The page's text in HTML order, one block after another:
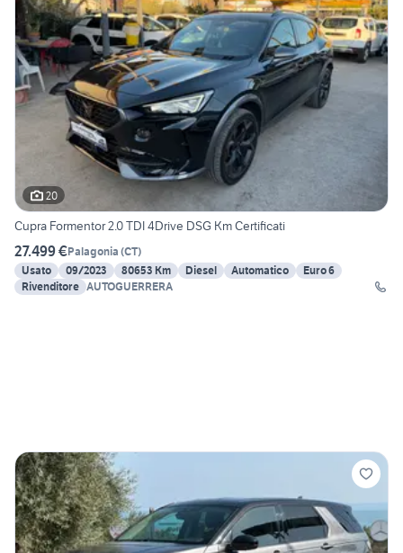
20
Cupra Formentor 2.0 TDI 4Drive DSG Km Certificati
27.499 €Palagonia (CT)
Usato
09/2023 80653 Km Diesel Automatico
Euro 6
Rivenditore AUTOGUERRERA